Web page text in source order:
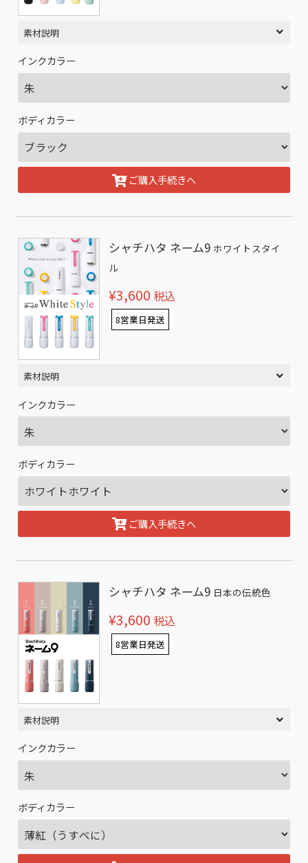
素材説明
インクカラー
ボディカラー
ご購入手続きへ
シャチハタ ネーム9 ホワイトスタイ
ル
¥3,600 税込
8営業日発送
素材説明
インクカラー
ボディカラー
ご購入手続きへ
シャチハタ ネーム9 日本の伝統色
¥3,600 税込
8営業日発送
素材説明
インクカラー
ボディカラー